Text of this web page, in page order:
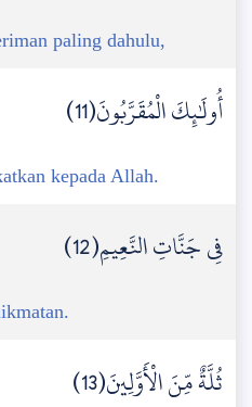
paling dahulu,
أُولَٰئِكَ الْمُقَرَّبُونَ(11)
kepada Allah.
فِي جَنَّاتِ النَّعِيمِ(12)
ثُلَّةٌ مِّنَ الْأَوَّلِينَ(13)